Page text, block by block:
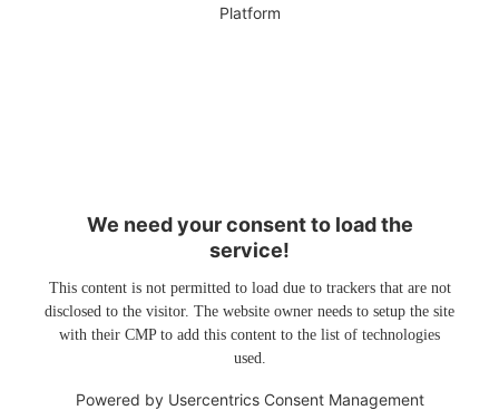
Platform
We need your consent to load the
service!
This content is not permitted to load due to trackers that are not
disclosed to the visitor. The website owner needs to setup the site
with their CMP to add this content to the list of technologies
used.
Powered by Usercentrics Consent Management